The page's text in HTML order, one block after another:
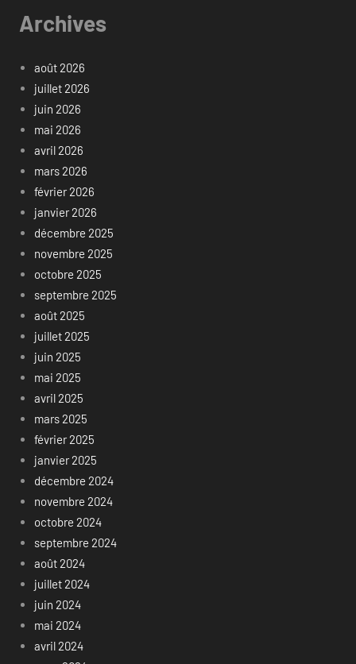
Archives
août 2026
juillet 2026
juin 2026
mai 2026
avril 2026
mars 2026
février 2026
janvier 2026
décembre 2025
novembre 2025
octobre 2025
septembre 2025
août 2025
juillet 2025
juin 2025
mai 2025
avril 2025
mars 2025
février 2025
janvier 2025
décembre 2024
novembre 2024
octobre 2024
septembre 2024
août 2024
juillet 2024
juin 2024
mai 2024
avril 2024